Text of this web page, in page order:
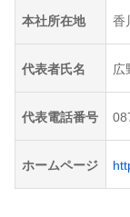
本社所在地 香
代表者氏名 広
代表電話番号
ホームページ